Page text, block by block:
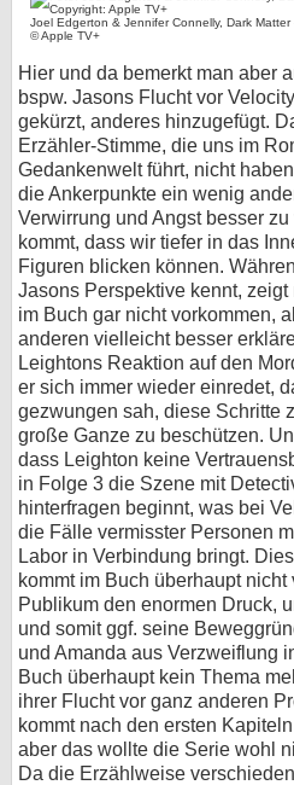
Joel Edgerton & Jennifer Connelly, Dark
© Apple TV+
Hier und da bemerkt man aber
bspw. Jasons Flucht vor
gekürzt, anderes hinzugefügt.
Erzähler-Stimme, die uns im
Gedankenwelt führt, nicht
die Ankerpunkte ein wenig
Verwirrung und Angst besser
kommt, dass wir tiefer in das
Figuren blicken können.
Jasons Perspektive kennt,
im Buch gar nicht vorkommen,
anderen vielleicht besser
Leightons Reaktion auf den
er sich immer wieder einredet,
gezwungen sah, diese Schritte
große Ganze zu beschützen.
dass Leighton keine
in Folge 3 die Szene mit
hinterfragen beginnt, was bei
die Fälle vermisster Personen
Labor in Verbindung bringt.
kommt im Buch überhaupt nicht
Publikum den enormen Druck,
und somit ggf. seine
und Amanda aus Verzweiflung
Buch überhaupt kein Thema
ihrer Flucht vor ganz anderen
kommt nach den ersten
aber das wollte die Serie wohl
Da die Erzählweise